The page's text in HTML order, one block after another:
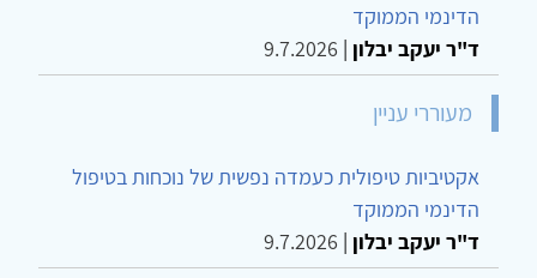
הדינמי הממוקד
ד"ר יעקב יבלון |
9.7.2026
מעוררי עניין
אקטיביות טיפולית כעמדה נפשית של נוכחות בטיפול
הדינמי הממוקד
ד"ר יעקב יבלון |
9.7.2026